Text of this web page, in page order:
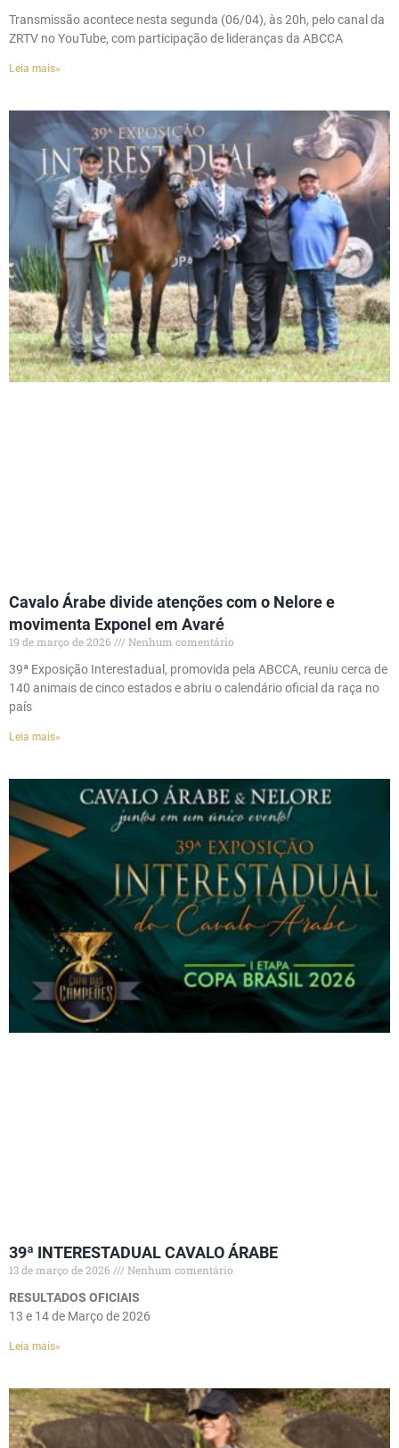
Transmissão acontece nesta segunda (06/04), às 20h, pelo canal da
ZRTV no YouTube, com participação de lideranças da ABCCA
Leia mais»
Cavalo Árabe divide atenções com o Nelore e
movimenta Exponel em Avaré
19 de março de 2026
Nenhum comentário
39ª Exposição Interestadual, promovida pela ABCCA, reuniu cerca de
140 animais de cinco estados e abriu o calendário oficial da raça no
país
Leia mais»
39ª INTERESTADUAL CAVALO ÁRABE
13 de março de 2026
Nenhum comentário
RESULTADOS OFICIAIS
13 e 14 de Março de 2026
Leia mais»